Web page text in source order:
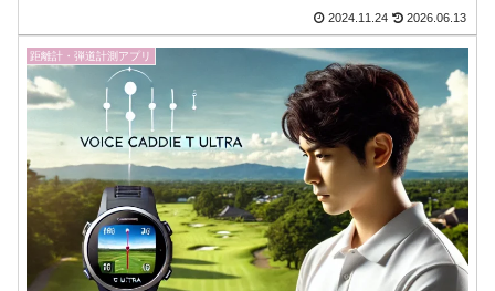
ゴルフへの愛が止まらない！『ゴルフクラブインサイツ』ナビゲー
2024.11.24 2026.06.13
距離計・弾道計測アプリ